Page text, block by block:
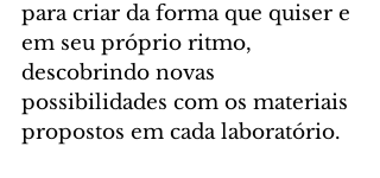
para criar da forma que quiser e
em seu próprio ritmo,
descobrindo novas
possibilidades com os materiais
propostos em cada laboratório.